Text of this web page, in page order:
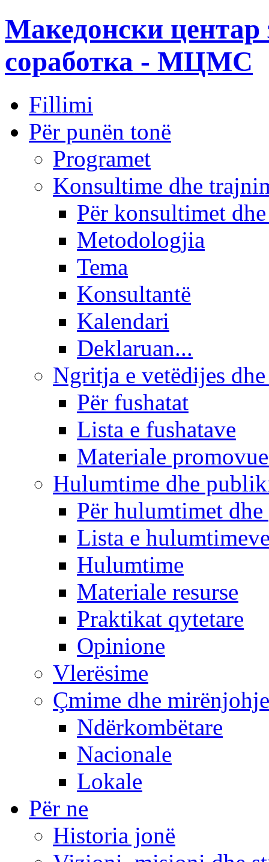
Македонски центар
соработка - МЦМС
Fillimi
Për punën tonë
Programet
Konsultime dhe
Për konsultimet
Metodologjia
Tema
Konsultantë
Kalendari
Deklaruan...
Ngritja e vetëdijes
Për fushatat
Lista e fushatave
Materiale
Hulumtime dhe
Për hulumtimet
Lista e
Hulumtime
Materiale resurse
Praktikat qytetare
Opinione
Vlerësime
Çmime dhe mirënjohje
Ndërkombëtare
Nacionale
Lokale
Për ne
Historia jonë